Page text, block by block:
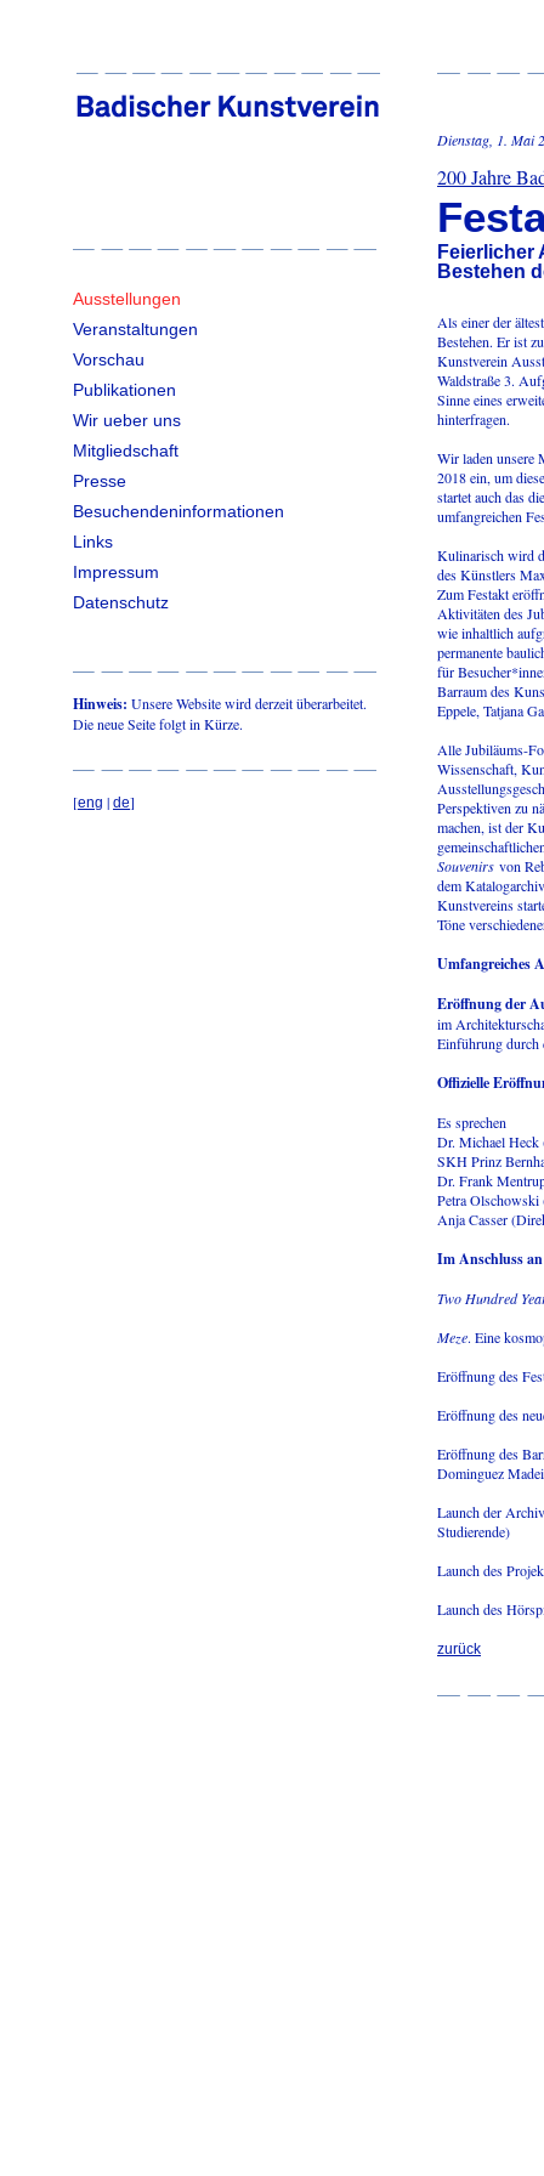
Ausstellungen
Veranstaltungen
Vorschau
Publikationen
Wir ueber uns
Mitgliedschaft
Presse
Besuchendeninformationen
Links
Impressum
Datenschutz
Hinweis: Unsere Website wird derzeit überarbeitet.
Die neue Seite folgt in Kürze.
[eng | de]
Dienstag, 1. Mai
200 Jahre
Feierlicher
Bestehen
Als einer der
Bestehen. Er ist
Kunstverein
Waldstraße 3.
Sinne eines
hinterfragen.
Wir laden unsere
2018 ein, um
startet auch das
umfangreichen
Kulinarisch wird
des Künstlers
Zum Festakt
Aktivitäten des
wie inhaltlich
permanente
für
Barraum des
Eppele, Tatjana
Alle Jubiläums-
Wissenschaft,
Perspektiven zu
machen, ist der
Souvenirs von
dem
Kunstvereins
Töne
Umfangreiches
Eröffnung der
im
Einführung
Offizielle
Es sprechen
Dr. Michael Heck
SKH Prinz
Dr. Frank
Petra
Anja Casser
Im Anschluss
Two Hundred
Meze. Eine
Eröffnung des
Eröffnung des
Eröffnung des
Dominguez
Launch der
Studierende)
Launch des
Launch des
zurück